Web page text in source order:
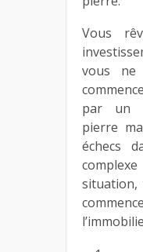
Vous
vous
par un
pierre
échecs
situation,